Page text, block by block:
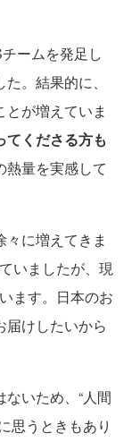
ームを発足し
。結果的に、
が増えていま
てくださる方も
熱量を実感して
に増えてきま
いましたが、現
ます。日本のお
届けしたいから
いため、“人間
思うときもあり